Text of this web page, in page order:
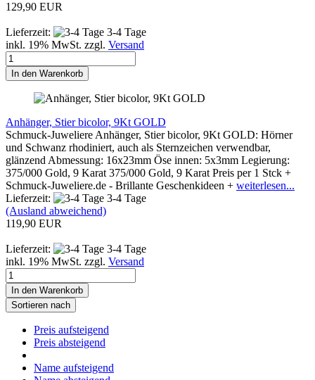
129,90 EUR
Lieferzeit:
3-4 Tage
inkl. 19% MwSt. zzgl. Versand
In den Warenkorb
Anhänger, Stier bicolor, 9Kt GOLD
Schmuck-Juweliere Anhänger, Stier bicolor, 9Kt GOLD: Hörner
und Schwanz rhodiniert, auch als Sternzeichen verwendbar,
glänzend Abmessung: 16x23mm Öse innen: 5x3mm Legierung:
375/000 Gold, 9 Karat 375/000 Gold, 9 Karat Preis per 1 Stck +
Schmuck-Juweliere.de - Brillante Geschenkideen + weiterlesen...
Lieferzeit:
3-4 Tage
(Ausland abweichend)
119,90 EUR
Lieferzeit:
3-4 Tage
inkl. 19% MwSt. zzgl. Versand
In den Warenkorb
Sortieren nach
Preis aufsteigend
Preis absteigend
Name aufsteigend